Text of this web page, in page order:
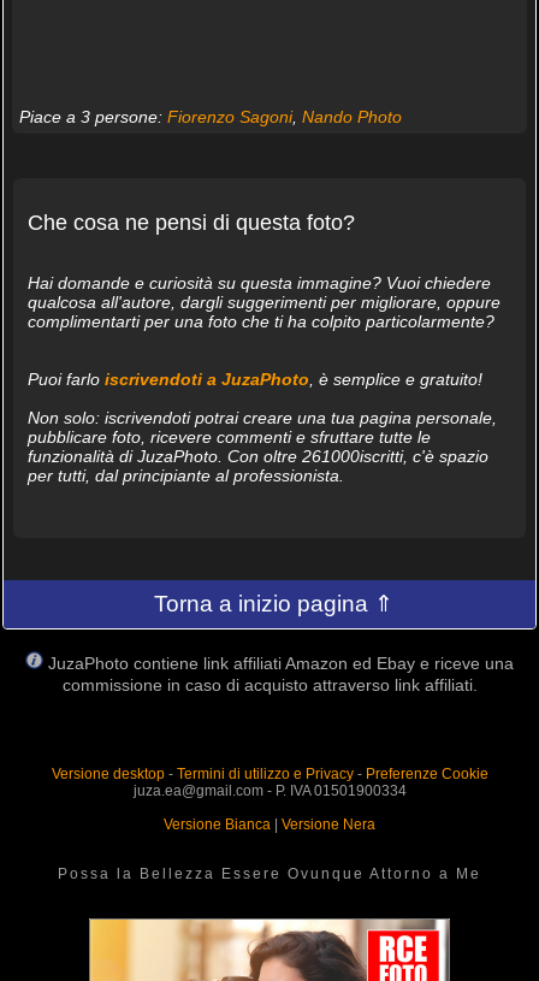
Piace a 3 persone: Fiorenzo Sagoni, Nando Photo
Che cosa ne pensi di questa foto?
Hai domande e curiosità su questa immagine? Vuoi chiedere
qualcosa all'autore, dargli suggerimenti per migliorare, oppure
complimentarti per una foto che ti ha colpito particolarmente?
Puoi farlo iscrivendoti a JuzaPhoto , è semplice e gratuito!
Non solo: iscrivendoti potrai creare una tua pagina personale,
pubblicare foto, ricevere commenti e sfruttare tutte le
funzionalità di JuzaPhoto. Con oltre 261000iscritti, c'è spazio
per tutti, dal principiante al professionista.
Torna a inizio pagina ⇑
JuzaPhoto contiene link affiliati Amazon ed Ebay e riceve una
commissione in caso di acquisto attraverso link affiliati.
Versione desktop- Termini di utilizzo e Privacy- Preferenze Cookie
juza.ea@gmail.com - P. IVA 01501900334
Versione Bianca
Versione Nera
Possa la Bellezza Essere Ovunque Attorno a Me